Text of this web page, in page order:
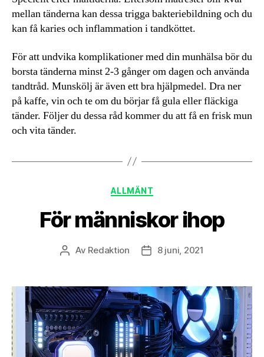
mellan tänderna kan dessa trigga bakteriebildning och du
kan få karies och inflammation i tandköttet.
För att undvika komplikationer med din munhälsa bör du
borsta tänderna minst 2-3 gånger om dagen och använda
tandtråd. Munskölj är även ett bra hjälpmedel. Dra ner
på kaffe, vin och te om du börjar få gula eller fläckiga
tänder. Följer du dessa råd kommer du att få en frisk mun
och vita tänder.
Kategorier
ALLMÄNT
För människor ihop
Inläggsförfattare
Av Redaktion Inläggsdatum
8 juni, 2021